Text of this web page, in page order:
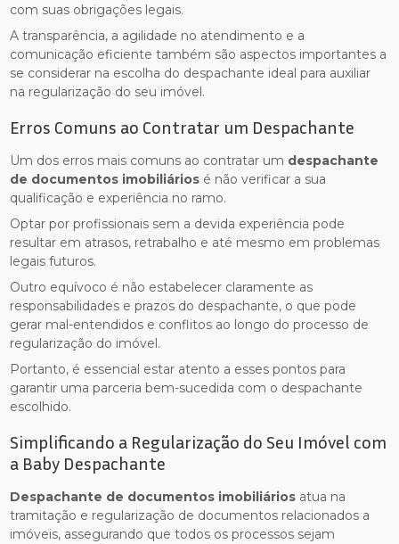
com suas obrigações legais.
A transparência, a agilidade no atendimento e a
comunicação eficiente também são aspectos importantes a
se considerar na escolha do despachante ideal para auxiliar
na regularização do seu imóvel.
Erros Comuns ao Contratar um Despachante
Um dos erros mais comuns ao contratar um despachante
de documentos imobiliários é não verificar a sua
qualificação e experiência no ramo.
Optar por profissionais sem a devida experiência pode
resultar em atrasos, retrabalho e até mesmo em problemas
legais futuros.
Outro equívoco é não estabelecer claramente as
responsabilidades e prazos do despachante, o que pode
gerar mal-entendidos e conflitos ao longo do processo de
regularização do imóvel.
Portanto, é essencial estar atento a esses pontos para
garantir uma parceria bem-sucedida com o despachante
escolhido.
Simplificando a Regularização do Seu Imóvel com
a Baby Despachante
Despachante de documentos imobiliários atua na
tramitação e regularização de documentos relacionados a
imóveis, assegurando que todos os processos sejam